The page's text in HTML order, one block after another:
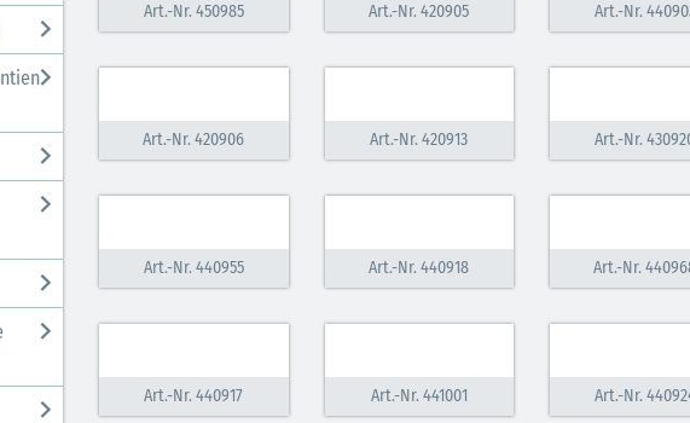
Art.-Nr. 450985 Art.-Nr. 420905 Art.-Nr.
Art.-Nr. 420906 Art.-Nr. 420913 Art.-Nr.
Art.-Nr. 440955 Art.-Nr. 440918 Art.-Nr.
Art.-Nr. 440917 Art.-Nr. 441001 Art.-Nr.